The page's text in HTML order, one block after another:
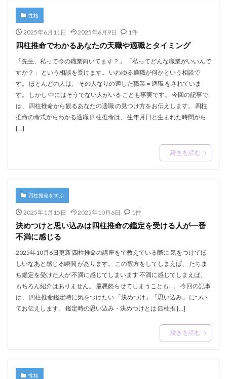
性格
2025年6月11日 2025年6月9日 1件
四柱推命でわかるあなたの天職や適職とタイミング
「先生、私って今の職業向いてます？」 「私ってどんな職業がいいんで
すか？」 という相談を受けます。 いわゆる適職が何かという相談で
す。 ほとんどの人は、 その人なりの適した職業＝適職 をされていま
す。 しかし 中にはそうでない人がいる ことも事実です。 今回の記事で
は、 四柱推命から観るあなたの適職 の見つけ方をお伝えします。 四柱
推命の命式からわかる適職 四柱推命は、 生年月日と生まれた時間から
[…]
続きを読む
四柱推命を学ぶ
2025年1月15日 2025年10月6日 1件
決めつけと思い込みは四柱推命の鑑定を受ける人が一番
不満に感じる
2025年10月6日更新 四柱推命の講座をで教えている際に 気をつけてほ
しいなあと感じる瞬間 があります。 この観方をしてしまえば、 たちま
ち鑑定を受けた人が 不満に感じてしまいます 不満に感じてしまえば、
もちろん紹介はありません。 最悪怒らせてしまうことも…。 今回の記事
は、 四柱推命鑑定時に気をつけたい 「決めつけ」「思い込み」 につい
てお伝えします。 鑑定時の思い込み・決めつけとは 四柱推 […]
続きを読む
性格